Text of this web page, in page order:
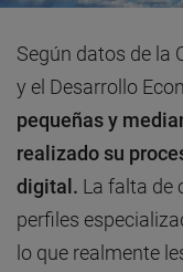
Según datos de la
y el Desarrollo
pequeñas y
realizado su
digital. La falta de
perfiles
lo que realmente